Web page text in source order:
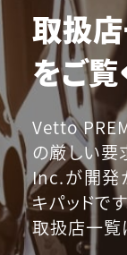
取扱
をご覧
Vetto
の厳しい要
Inc.が開発
キパッドです
取扱店一覧